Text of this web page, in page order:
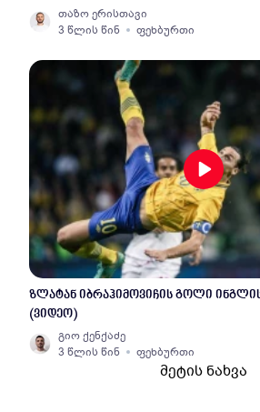
თაზო ერისთავი
3 წლის წინ
ფეხბურთი
ზლატან იბრაჰიმოვიჩის გოლი
(ვიდეო)
გიო ქენქაძე
3 წლის წინ
ფეხბურთი
მეტის ნახვა